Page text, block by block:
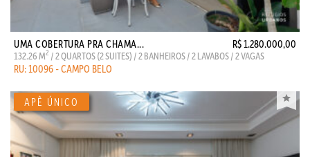
UMA COBERTURA PRA CHAMA... R$ 1.280.000,00
132.26 M2 / 2 QUARTOS (2 SUITES) / 2 BANHEIROS / 2 LAVABOS / 2 VAGAS
RU: 10096 - CAMPO BELO